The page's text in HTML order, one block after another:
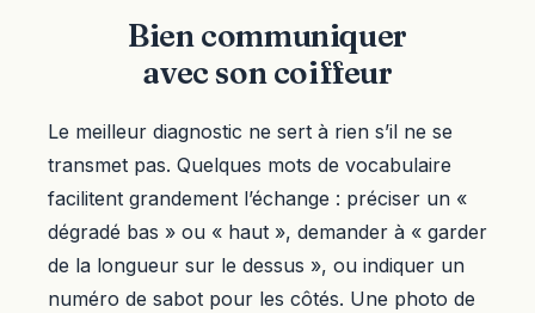
Bien communiquer
avec son coiffeur
Le meilleur diagnostic ne sert à rien s’il ne se
transmet pas. Quelques mots de vocabulaire
facilitent grandement l’échange : préciser un «
dégradé bas » ou « haut », demander à « garder
de la longueur sur le dessus », ou indiquer un
numéro de sabot pour les côtés. Une photo de